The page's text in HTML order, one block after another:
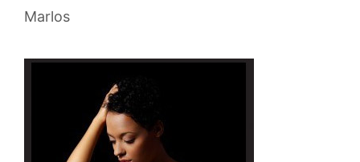
Marlos